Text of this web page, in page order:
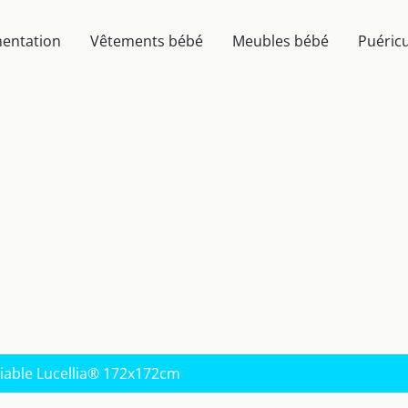
Vêtements bébé Meubles bébé
Lucellia® 172x172cm